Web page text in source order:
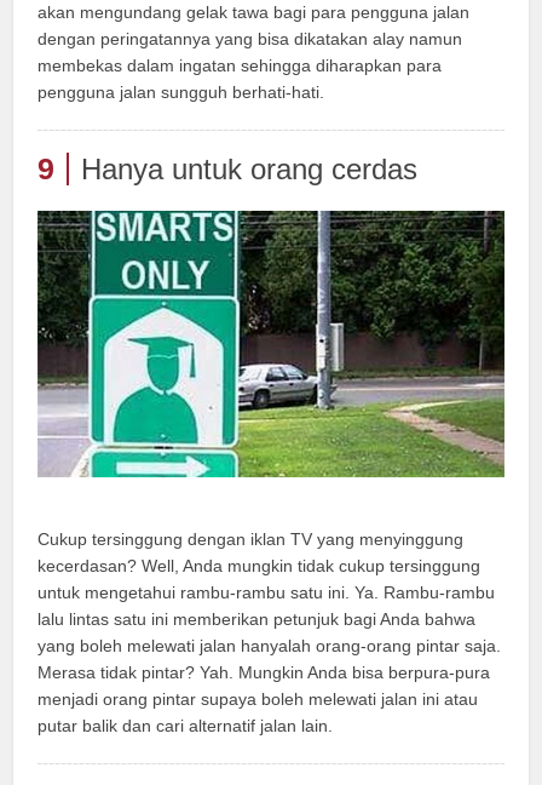
akan mengundang gelak tawa bagi para pengguna jalan
dengan peringatannya yang bisa dikatakan alay namun
membekas dalam ingatan sehingga diharapkan para
pengguna jalan sungguh berhati-hati.
9 Hanya untuk orang cerdas
Cukup tersinggung dengan iklan TV yang menyinggung
kecerdasan? Well, Anda mungkin tidak cukup tersinggung
untuk mengetahui rambu-rambu satu ini. Ya. Rambu-rambu
lalu lintas satu ini memberikan petunjuk bagi Anda bahwa
yang boleh melewati jalan hanyalah orang-orang pintar saja.
Merasa tidak pintar? Yah. Mungkin Anda bisa berpura-pura
menjadi orang pintar supaya boleh melewati jalan ini atau
putar balik dan cari alternatif jalan lain.